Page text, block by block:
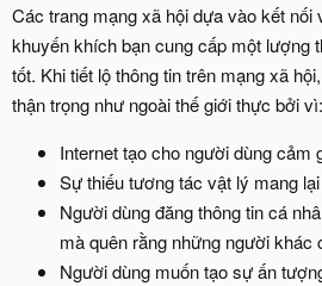
Các trang mạng xã hội dựa vào kết nối
khuyến khích bạn cung cấp một lượng
tốt. Khi tiết lộ thông tin trên mạng xã
thận trọng như ngoài thế giới thực bởi vì:
Internet tạo cho người dùng cảm
Sự thiếu tương tác vật lý mang
Người dùng đăng thông tin cá
mà quên rằng những người khác
Người dùng muốn tạo sự ấn